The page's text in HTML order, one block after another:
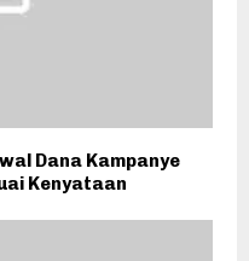
Dana Kampanye
Kenyataan